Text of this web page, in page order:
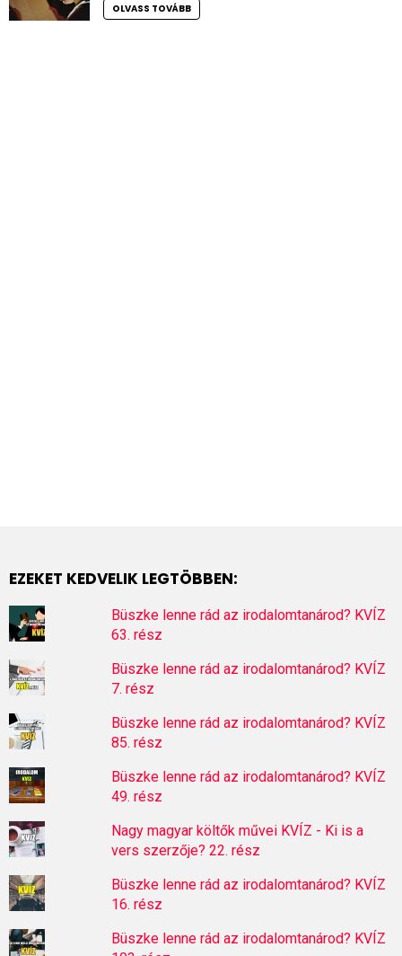
OLVASS TOVÁBB
EZEKET KEDVELIK LEGTÖBBEN:
Büszke lenne rád az irodalomtanárod? KVÍZ
63. rész
Büszke lenne rád az irodalomtanárod? KVÍZ
7. rész
Büszke lenne rád az irodalomtanárod? KVÍZ
85. rész
Büszke lenne rád az irodalomtanárod? KVÍZ
49. rész
Nagy magyar költők művei KVÍZ - Ki is a
vers szerzője? 22. rész
Büszke lenne rád az irodalomtanárod? KVÍZ
16. rész
Büszke lenne rád az irodalomtanárod? KVÍZ